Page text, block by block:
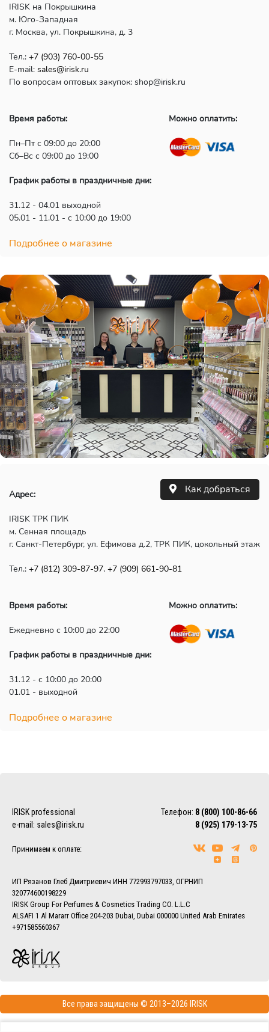
IRISK на Покрышкина
м. Юго-Западная
г. Москва, ул. Покрышкина, д. 3
Тел.: +7 (903) 760-00-55
E-mail: sales@irisk.ru
По вопросам оптовых закупок: shop@irisk.ru
Время работы:
Пн–Пт с 09:00 до 20:00
Сб–Вс с 09:00 до 19:00
График работы в праздничные дни:
31.12 - 04.01 выходной
05.01 - 11.01 - с 10:00 до 19:00
Подробнее о магазине
Можно оплатить:
Адрес:
IRISK ТРК ПИК
м. Сенная площадь
г. Санкт-Петербург, ул. Ефимова д.2, ТРК ПИК, цокольный этаж
Тел.: +7 (812) 309-87-97, +7 (909) 661-90-81
Время работы:
Ежедневно с 10:00 до 22:00
График работы в праздничные дни:
31.12 - с 10:00 до 20:00
01.01 - выходной
Подробнее о магазине
Можно оплатить:
Как добраться
IRISK professional Телефон: 8 (800) 100-86-66
8 (925) 179-13-75
e-mail: sales@irisk.ru
Принимаем к оплате:
ИП Рязанов Глеб Дмитриевич ИНН 772993797033, ОГРНИП
320774600198229
IRISK Group For Perfumes & Cosmetics Trading CO. L.L.C
ALSAFI 1 Al Mararr Office 204-203 Dubai, Dubai 000000 United Arab Emirates
+971585560367
Все права защищены © 2013–2026 IRISK